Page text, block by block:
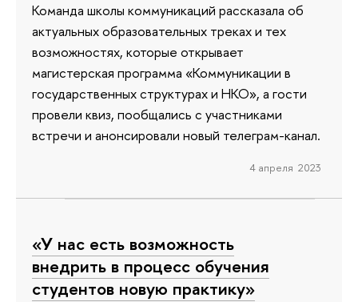
Команда школы коммуникаций рассказала об
актуальных образовательных треках и тех
возможностях, которые открывает
магистерская программа «Коммуникации в
государственных структурах и НКО», а гости
провели квиз, пообщались с участниками
встречи и анонсировали новый телеграм-канал.
4 апреля 2023
«У нас есть возможность
внедрить в процесс обучения
студентов новую практику»